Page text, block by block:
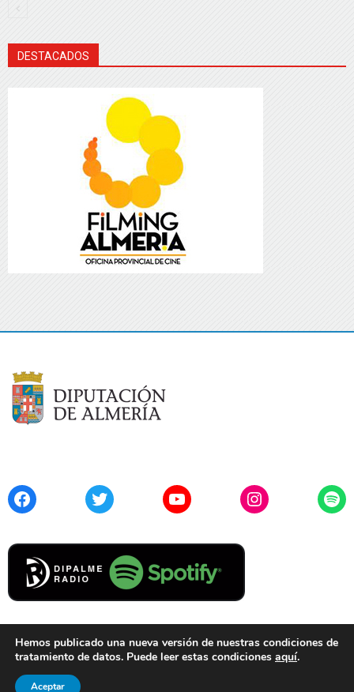
DESTACADOS
FacebookTwitter YouTubeInstagram
Cookies
Hemos publicado una nueva versión de nuestras condiciones de
tratamiento de datos. Puede leer estas condiciones aquí.
Aceptar